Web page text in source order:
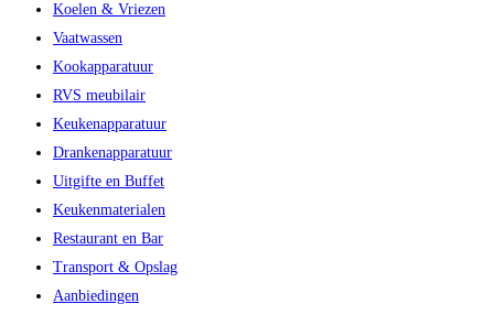
Koelen & Vriezen
Vaatwassen
Kookapparatuur
RVS meubilair
Keukenapparatuur
Drankenapparatuur
Uitgifte en Buffet
Keukenmaterialen
Restaurant en Bar
Transport & Opslag
Aanbiedingen